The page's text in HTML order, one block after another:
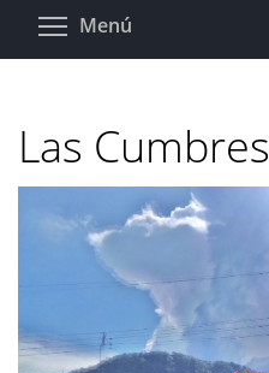
Pasar
Menú
Las Cumbres